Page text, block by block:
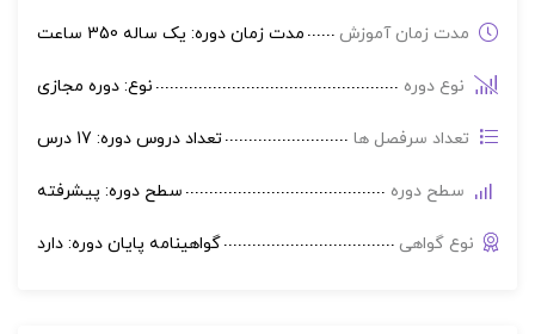
مدت زمان آموزش مدت زمان دوره: یک ساله 350 ساعت
نوع دوره نوع: دوره مجازی
تعداد سرفصل ها تعداد دروس دوره: 17 درس
سطح دوره سطح دوره: پیشرفته
نوع گواهی گواهینامه پایان دوره: دارد